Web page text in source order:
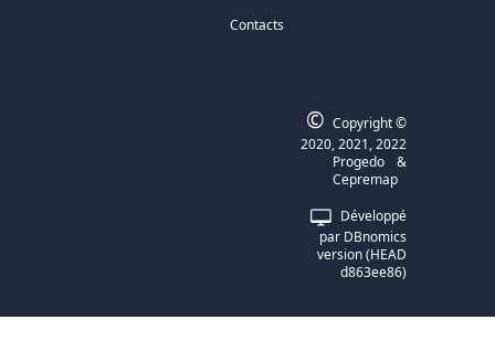
Contacts
Développé
par DBnomics
version(HEAD
d863ee86)
© Copyright ©
2020, 2021, 2022
Progedo
&
Cepremap